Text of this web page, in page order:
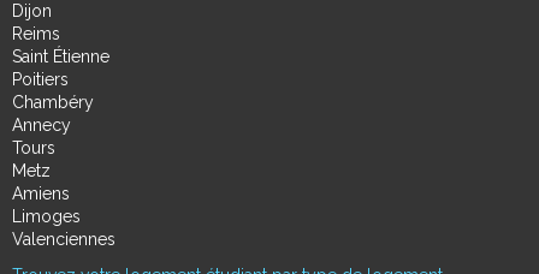
Dijon
Reims
Saint Étienne
Poitiers
Chambéry
Annecy
Tours
Metz
Amiens
Limoges
Valenciennes